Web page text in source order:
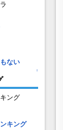
ない
↑
ング
キング